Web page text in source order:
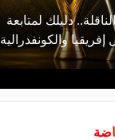
دليلك لمتابعة
والكونفدرالية